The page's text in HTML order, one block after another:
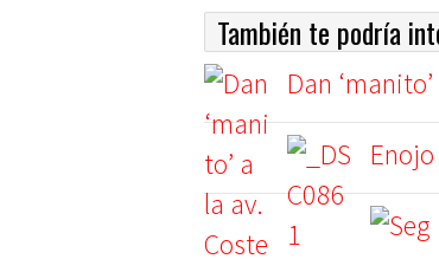
También te podría
Dan